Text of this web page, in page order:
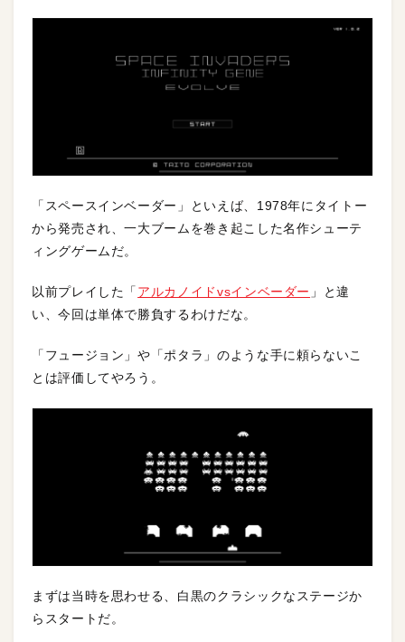
「スペースインベーダー」といえば、1978年にタイトー
から発売され、一大ブームを巻き起こした名作シューテ
ィングゲームだ。
以前プレイした「 アルカノイドvsインベーダー 」と違
い、今回は単体で勝負するわけだな。
「フュージョン」や「ポタラ」のような手に頼らないこ
とは評価してやろう。
まずは当時を思わせる、白黒のクラシックなステージか
らスタートだ。